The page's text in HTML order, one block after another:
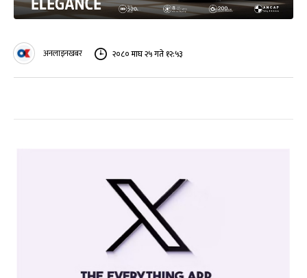
अनलाइनखबर २०८० माघ २५ गते १२:५३